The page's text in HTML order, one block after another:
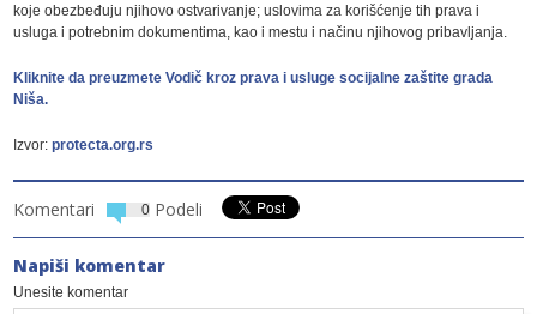
koje obezbeđuju njihovo ostvarivanje; uslovima za korišćenje tih prava i
usluga i potrebnim dokumentima, kao i mestu i načinu njihovog pribavljanja.
Kliknite da preuzmete Vodič kroz prava i usluge socijalne zaštite grada
Niša.
Izvor:protecta.org.rs
Komentari 0 Podeli
Napiši komentar
Unesite komentar